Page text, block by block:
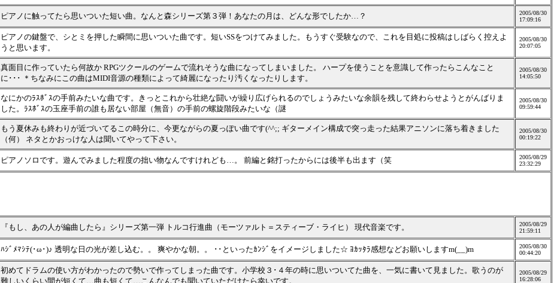
ピアノに触ってたら思いついた短い曲。なんと森シリーズ第３弾！あなたの月は、どんな形でしたか…？
2005/08/30
17:09:16
ピアノの鍵盤で、シとミを押した瞬間に思いついた曲です。短いSSをつけてみました。もうすぐ受験なので、これを目処に投稿はしばらく控えよ
うと思います。
2005/08/30
20:07:05
真面目に作っていたら何故か RPGツクールのゲームで流れそうな曲になってしまいました。 ハープを使うことを意識して作ったらこんなこと
に･･･ ＊ちなみにこの曲はMIDI音源の種類によって綺麗になったり汚くなったりします。
2005/08/30
14:05:50
なにかのﾗｽﾎﾞｽの手前みたいな曲です。きっとこれから壮絶な闘いが繰り広げられるのでしょうみたいな余韻を残して終わらせようとがんばりま
した。ﾗｽﾎﾞｽの玉座手前の誰も居ない部屋（無音）の手前の螺旋階段みたいな（謎
2005/08/30
09:59:44
もう夏休みも終わりが近づいてるこの時分に、今更ながらの夏っぽい曲です(^^;; ギターメイン構成で突っ走った結果アニソンに落ち着きました
（何） ネタとかおっけな人は聞いてやって下さい。
2005/08/30
00:19:22
ピアノソロです。遊んでみました程度の拙い物なんですけれども…。 前編と銘打ったからには後半も出ます（笑
2005/08/29
23:32:29
『もし、あの人が編曲したら』シリーズ第一弾 トルコ行進曲（モーツァルト＝スティーブ・ライヒ） 現代音楽です。
2005/08/29
21:59:11
ﾊｼﾞﾒﾏｼﾃ(･ω･)♪ 透明な日の光が差し込む。。 爽やかな朝。。 ･･といったｶﾝｼﾞをイメージしました☆ ﾖｶｯﾀﾗ感想などお願いしますm(__)m
2005/08/30
00:44:20
初めてドラムの使い方がわかったので勢いで作ってしまった曲です。小学校３･４年の時に思いついてた曲を、一気に書いて見ました。歌うのが
難しいくらい間が短くて…曲も短くて…こんなんでも聞いていただけたら幸いです。
2005/08/29
16:28:06